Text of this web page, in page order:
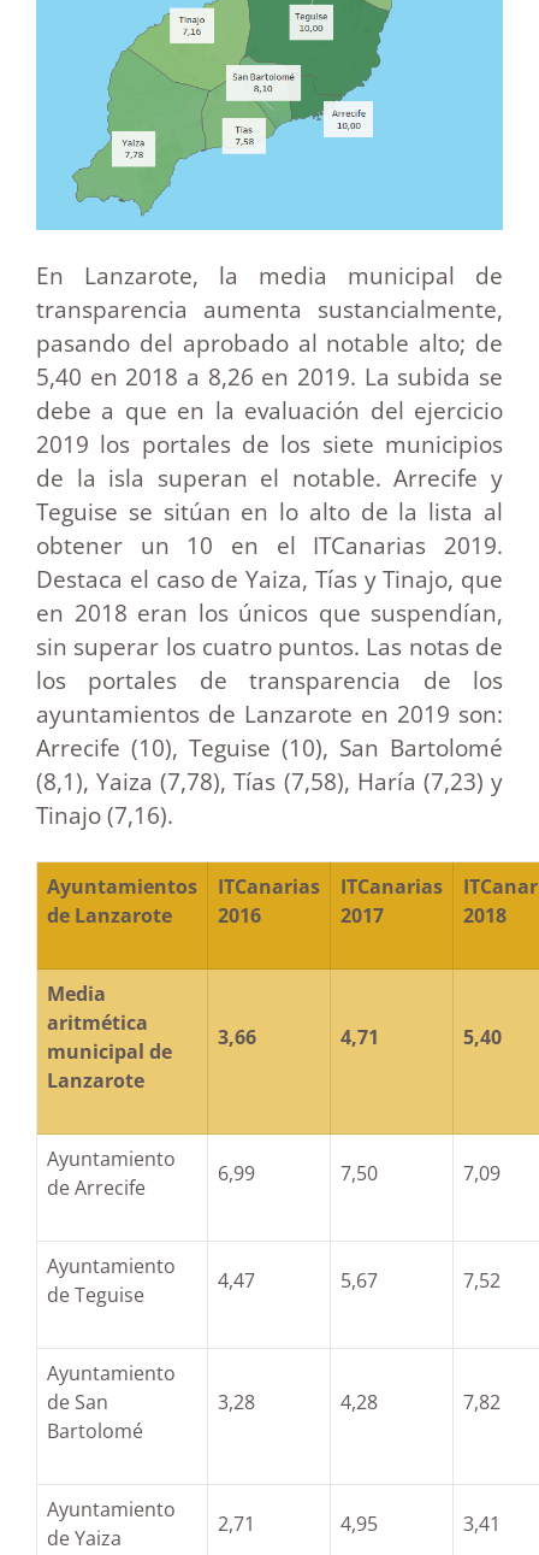
En Lanzarote, la media municipal de
transparencia aumenta sustancialmente,
pasando del aprobado al notable alto; de
5,40 en 2018 a 8,26 en 2019. La subida se
debe a que en la evaluación del ejercicio
2019 los portales de los siete municipios
de la isla superan el notable. Arrecife y
Teguise se sitúan en lo alto de la lista al
obtener un 10 en el ITCanarias 2019.
Destaca el caso de Yaiza, Tías y Tinajo, que
en 2018 eran los únicos que suspendían,
sin superar los cuatro puntos. Las notas de
los portales de transparencia de los
ayuntamientos de Lanzarote en 2019 son:
Arrecife (10), Teguise (10), San Bartolomé
(8,1), Yaiza (7,78), Tías (7,58), Haría (7,23) y
Tinajo (7,16).
Ayuntamientos
de Lanzarote
ITCanarias
2016
ITCanarias
2017
2018
Media
aritmética
municipal de
Lanzarote
3,66 4,71 5,40
Ayuntamiento
de Arrecife
6,99 7,50 7,09
Ayuntamiento
de Teguise
4,47 5,67 7,52
Ayuntamiento
de San
Bartolomé
3,28 4,28 7,82
Ayuntamiento
de Yaiza
2,71 4,95 3,41